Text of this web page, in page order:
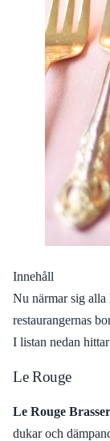
Innehåll
Nu närmar sig alla
restaurangernas
I listan nedan
Le Rouge
Le Rouge
dukar och